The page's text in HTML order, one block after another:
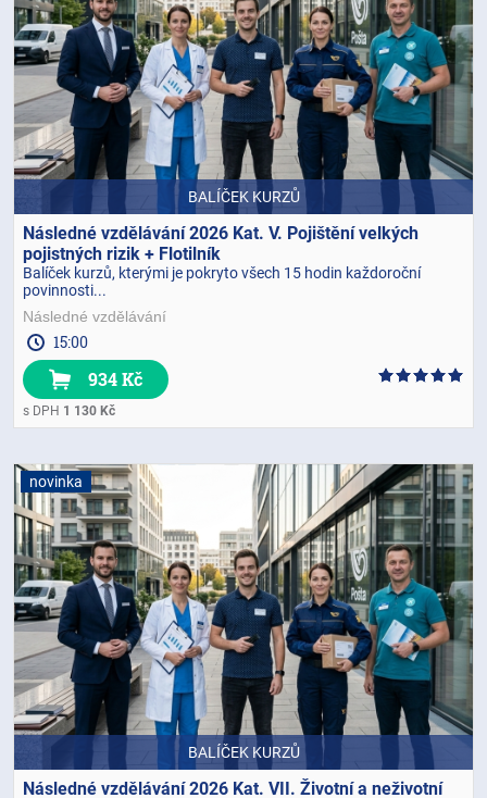
BALÍČEK KURZŮ
Následné vzdělávání 2026 Kat. V. Pojištění velkých
pojistných rizik + Flotilník
Balíček kurzů, kterými je pokryto všech 15 hodin každoroční
povinnosti...
Následné vzdělávání
15:00
934 Kč
s DPH 1 130 Kč
novinka
BALÍČEK KURZŮ
Následné vzdělávání 2026 Kat. VII. Životní a neživotní